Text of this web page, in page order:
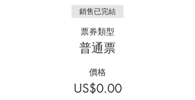
銷售已完結
票券類型
普通票
價格
US$0.00